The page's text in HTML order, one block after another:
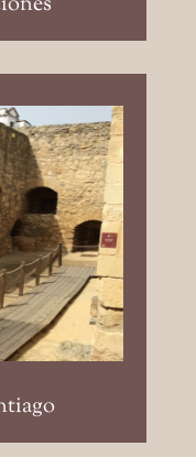
225
y
abierto.